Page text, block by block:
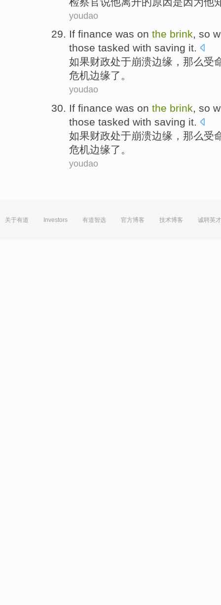
youdao
If finance was on the brink, so
those tasked with saving it.
如果财政处于崩溃边缘， 那么受
危机边缘了。
youdao
If finance was on the brink, so
those tasked with saving it.
如果财政处于崩溃边缘， 那么受
危机边缘了。
youdao
关于有道 Investors 有道智选 官方博客 技术博客 诚聘英才